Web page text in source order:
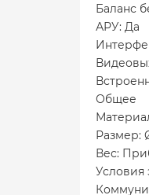
Баланс
АРУ: Да
Общее
Размер:
Вес:
Условия